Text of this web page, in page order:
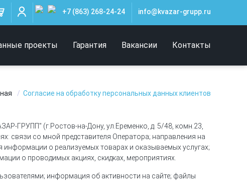
+7 (863) 268-24-24 info@kvazar-grupp.ru
проекты Гарантия Вакансии Контакты
Согласие на обработку персональных данных клиентов
ГРУПП" (г.Ростов-на-Дону, ул.Еременко, д. 5/48, комн.23,
связи со мной представителя Оператора; направления на
о реализуемых товарах и оказываемых услугах;
о проводимых акциях, скидках, мероприятиях.
информация об активности на сайте; файлы